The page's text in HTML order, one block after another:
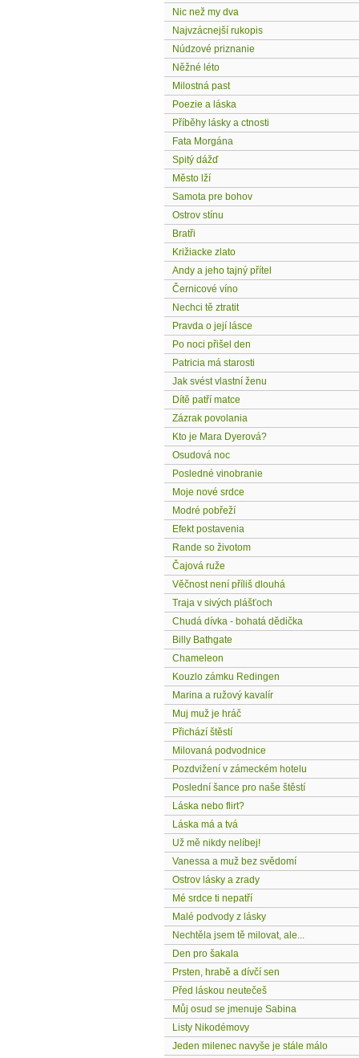
Nic než my dva
Najvzácnejší rukopis
Núdzové priznanie
Něžné léto
Milostná past
Poezie a láska
Příběhy lásky a ctnosti
Fata Morgána
Spitý dážď
Město lží
Samota pre bohov
Ostrov stínu
Bratři
Križiacke zlato
Andy a jeho tajný přítel
Černicové víno
Nechci tě ztratit
Pravda o její lásce
Po noci přišel den
Patricia má starosti
Jak svést vlastní ženu
Dítě patří matce
Zázrak povolania
Kto je Mara Dyerová?
Osudová noc
Posledné vinobranie
Moje nové srdce
Modré pobřeží
Efekt postavenia
Rande so životom
Čajová ruže
Věčnost není příliš dlouhá
Traja v sivých plášťoch
Chudá dívka - bohatá dědička
Billy Bathgate
Chameleon
Kouzlo zámku Redingen
Marina a ružový kavalír
Muj muž je hráč
Přichází štěstí
Milovaná podvodnice
Pozdvižení v zámeckém hotelu
Poslední šance pro naše štěstí
Láska nebo flirt?
Láska má a tvá
Už mě nikdy nelíbej!
Vanessa a muž bez svědomí
Ostrov lásky a zrady
Mé srdce ti nepatří
Malé podvody z lásky
Nechtěla jsem tě milovat, ale...
Den pro šakala
Prsten, hrabě a dívčí sen
Před láskou neutečeš
Můj osud se jmenuje Sabina
Listy Nikodémovy
Jeden milenec navyše je stále málo